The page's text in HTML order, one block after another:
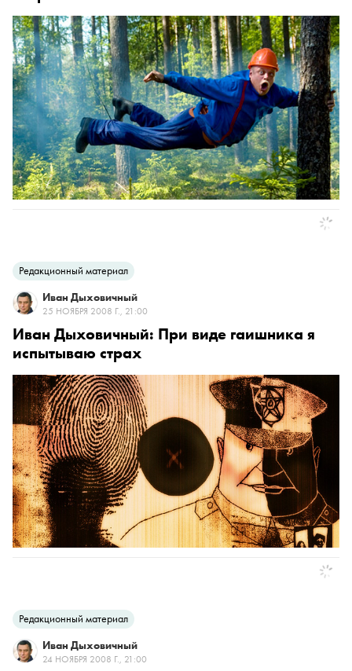
Редакционный материал
Иван Дыховичный
25 НОЯБРЯ 2008 Г., 21:00
Иван Дыховичный: При виде гаишника я
испытываю страх
Редакционный материал
Иван Дыховичный
24 НОЯБРЯ 2008 Г., 21:00